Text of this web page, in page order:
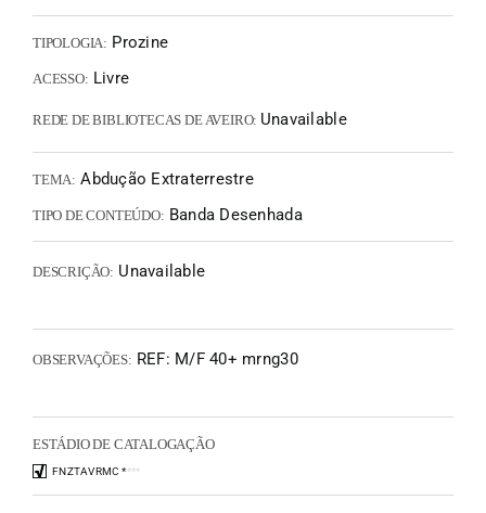
TIPOLOGIA: Prozine
ACESSO: Livre
REDE DE BIBLIOTECAS DE AVEIRO: Unavailable
TEMA: Abdução Extraterrestre
TIPO DE CONTEÚDO: Banda Desenhada
DESCRIÇÃO: Unavailable
OBSERVAÇÕES: REF: M/F 40+ mrng30
ESTÁDIO DE CATALOGAÇÃO
FNZTAVRMC ****